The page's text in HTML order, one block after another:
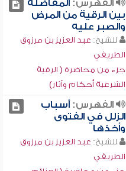
الفهرس:المفاضلة
بين الرقية من المرض
والصبر عليه
للشيخ: عبد العزيز بن مرزوق
الطريفي
جزء من محاضرة ( الرقية
الشرعية أحكام وآثار)
الفهرس:أسباب
الزلل في الفتوى
وأخذها
للشيخ: عبد العزيز بن مرزوق
الطريفي